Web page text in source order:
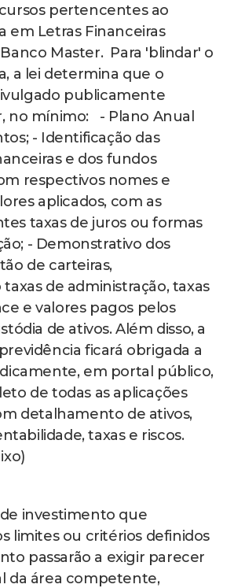
pertencentes ao
em Letras Financeiras
Master. Para 'blindar' o
a lei determina que o
publicamente
no mínimo: - Plano Anual
- Identificação das
e dos fundos
respectivos nomes e
aplicados, com as
taxas de juros ou formas
- Demonstrativo dos
de carteiras,
de administração, taxas
e valores pagos pelos
de ativos. Além disso, a
ficará obrigada a
em portal público,
de todas as aplicações
detalhamento de ativos,
taxas e riscos.
investimento que
limites ou critérios definidos
passarão a exigir parecer
da área competente,